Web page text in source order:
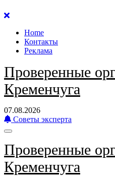
Перейти
содержанию
Home
Контакты
Реклама
Проверенные
Кременчуга
07.08.2026
Советы эксперта
Проверенные
Кременчуга